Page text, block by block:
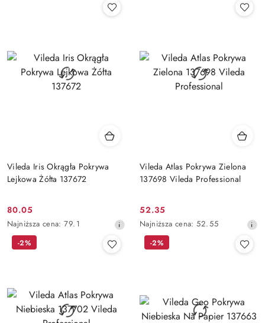
obniżką
obniżką
Vileda Iris Okrągła Pokrywa
Lejkowa Żółta 137672
Cena
promocyjna:
80.05
Najniższa
cena
obniżką
Najniższa cena: 79.1
Vileda Atlas Pokrywa Zielona
137698 Vileda Professional
Cena
promocyjna:
52.35
Najniższa
cena
Najniższa cena: 52.55
-2% -2%